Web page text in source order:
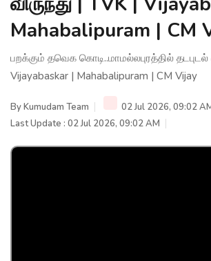
Mahabalipuram | CM
பறக்கும் தவெக கொடி..மாமல்லபுரத்தில் தடபுடல்
Vijayabaskar | Mahabalipuram | CM Vijay
ByKumudam Team
02 Jul 2026, 09:02
Last Update : 02 Jul 2026, 09:02 AM